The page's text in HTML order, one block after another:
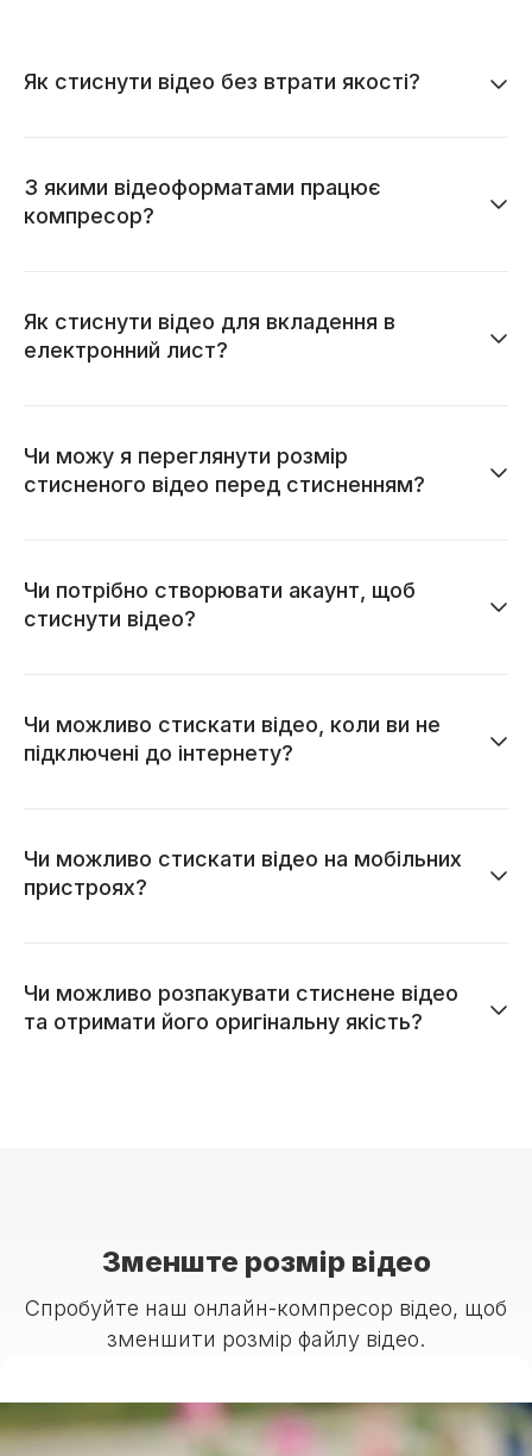
Як стиснути відео без втрати якості?
З якими відеоформатами працює
компресор?
Як стиснути відео для вкладення в
електронний лист?
Чи можу я переглянути розмір
стисненого відео перед стисненням?
Чи потрібно створювати акаунт, щоб
стиснути відео?
Чи можливо стискати відео, коли ви не
підключені до інтернету?
Чи можливо стискати відео на мобільних
пристроях?
Чи можливо розпакувати стиснене відео
та отримати його оригінальну якість?
Зменште розмір відео
Спробуйте наш онлайн-компресор відео, щоб
зменшити розмір файлу відео.